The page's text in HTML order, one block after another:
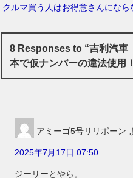
クルマ買う人はお得意さんになら
8 Responses to “吉利汽車
本で仮ナンバーの違法使
アミーゴ5号リリボーン
2025年7月17日 07:50
ジーリーとやら。